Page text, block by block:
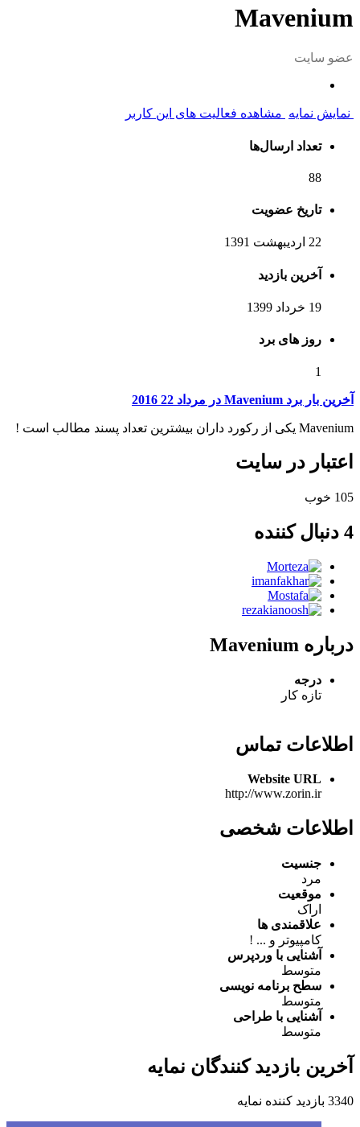
Mavenium
عضو سایت
نمایش نمایه مشاهده فعالیت های این کاربر
تعداد ارسال‌ها
88
تاریخ عضویت
22 اردیبهشت 1391
آخرین بازدید
19 خرداد 1399
روز های برد
1
آخرین بار برد Mavenium در مرداد 22 2016
Mavenium یکی از رکورد داران بیشترین تعداد پسند مطالب است !
اعتبار در سایت
105 خوب
4 دنبال کننده
درباره Mavenium
درجه
تازه کار
اطلاعات تماس
Website URL
http://www.zorin.ir
اطلاعات شخصی
جنسیت
مرد
موقعیت
اراک
علاقمندی ها
کامپیوتر و ... !
آشنایی با وردپرس
متوسط
سطح برنامه نویسی
متوسط
آشنایی با طراحی
متوسط
آخرین بازدید کنندگان نمایه
3340 بازدید کننده نمایه